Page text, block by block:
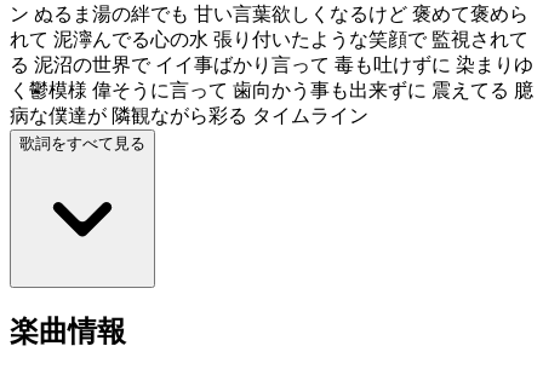
ン ぬるま湯の絆でも 甘い言葉欲しくなるけど 褒めて褒めら
れて 泥濘んでる心の水 張り付いたような笑顔で 監視されて
る 泥沼の世界で イイ事ばかり言って 毒も吐けずに 染まりゆ
く鬱模様 偉そうに言って 歯向かう事も出来ずに 震えてる 臆
病な僕達が 隣観ながら彩る タイムライン
歌詞をすべて見る
楽曲情報